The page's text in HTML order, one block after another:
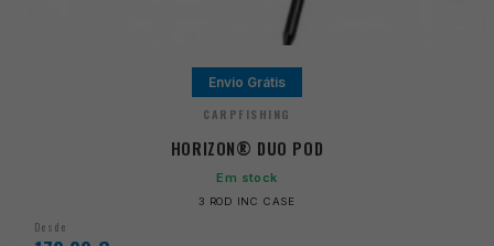
Envio Grátis
CARPFISHING
HORIZON® DUO POD
Em stock
3 ROD INC CASE
Desde